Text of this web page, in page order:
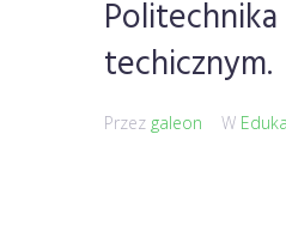
techicznym.
Przez galeon W